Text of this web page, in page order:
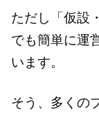
ただし「仮設
でも簡単に運
います。
そう、多くの